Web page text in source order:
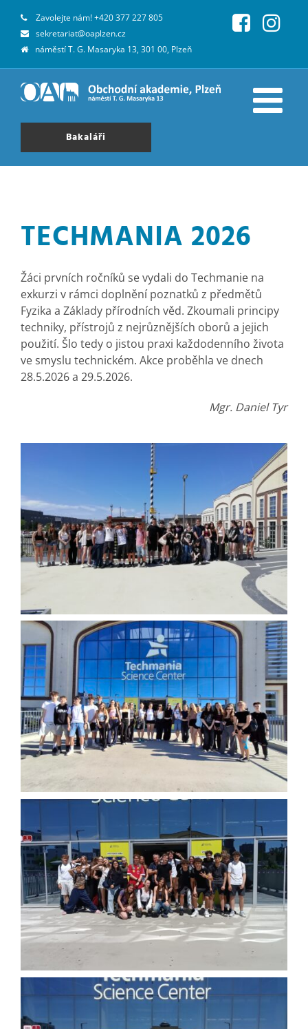
Zavolejte nám!+420 377 227 805
sekretariat@oaplzen.cz
náměstí T. G. Masaryka 13, 301 00, Plzeň
Bakaláři
TECHMANIA 2026
Žáci prvních ročníků se vydali do Techmanie na
exkurzi v rámci doplnění poznatků z předmětů
Fyzika a Základy přírodních věd. Zkoumali principy
techniky, přístrojů z nejrůznějších oborů a jejich
použití. Šlo tedy o jistou praxi každodenního života
ve smyslu technickém. Akce proběhla ve dnech
28.5.2026 a 29.5.2026.
Mgr. Daniel Tyr